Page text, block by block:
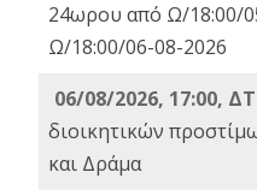
24ωρου από Ω/18:00/
Ω/18:00/06-08-2026
06/08/2026, 17:00,
διοικητικών
και Δράμα